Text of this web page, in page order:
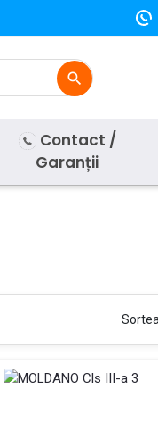
search
Contact /
Garanții